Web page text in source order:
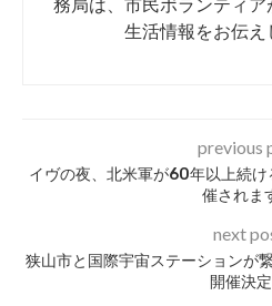
生活情報をお伝え
previous
イヴの夜、北米軍が60年以上続
催されま
next
狭山市と国際宇宙ステーションが
開催決定